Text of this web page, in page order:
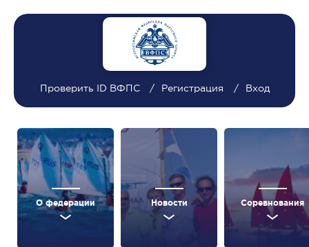
Проверить ID ВФПС Регистрация Вход
О федерации Новости Соревнования